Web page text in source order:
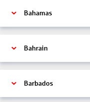
Bahamas
Bahrain
Barbados